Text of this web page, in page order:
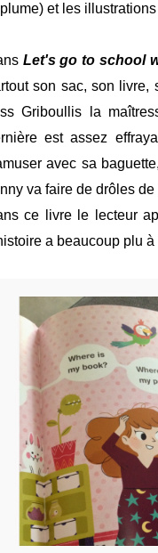
plume) et les
Let's go to school
son sac, son livre,
Griboullis la
est assez
avec sa
va faire de drôles de
ce livre le lecteur
a beaucoup plu à